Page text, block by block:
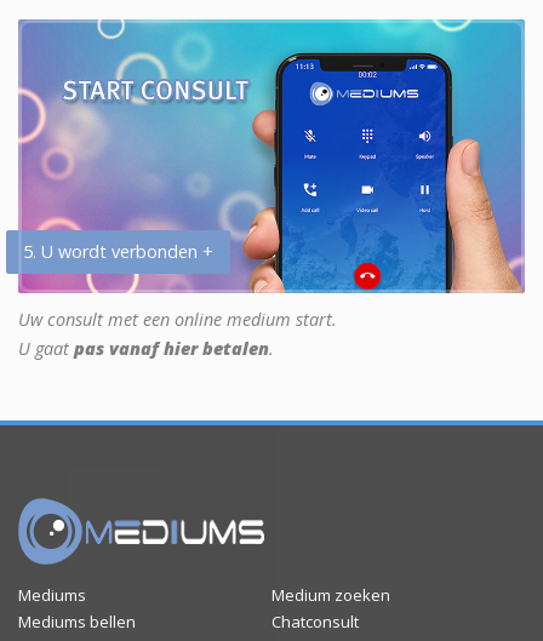
5. U wordt verbonden +
Uw consult met een online medium start.
U gaat pas vanaf hier betalen.
Mediums
Medium zoeken
Mediums bellen
Chatconsult